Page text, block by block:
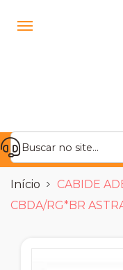
Início
CABIDE
CBDA/RG*BR